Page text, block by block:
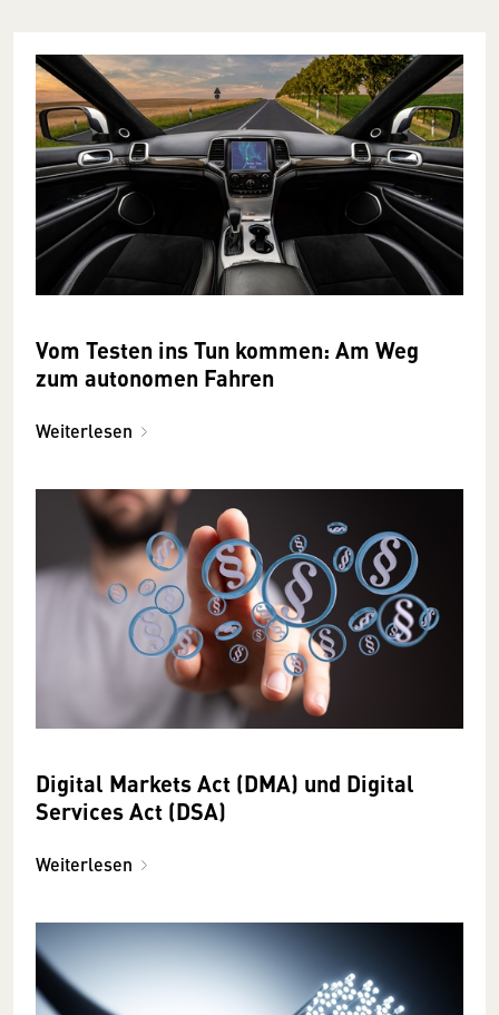
Vom Testen ins Tun kommen: Am Weg
zum autonomen Fahren
Weiterlesen
Digital Markets Act (DMA) und Digital
Services Act (DSA)
Weiterlesen